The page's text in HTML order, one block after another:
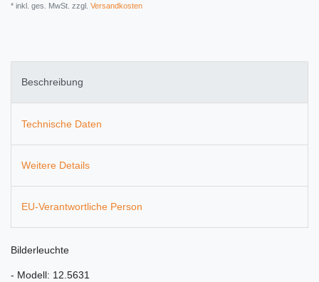
* inkl. ges. MwSt. zzgl. Versandkosten
Beschreibung
Technische Daten
Weitere Details
EU-Verantwortliche Person
Bilderleuchte
- Modell: 12.5631